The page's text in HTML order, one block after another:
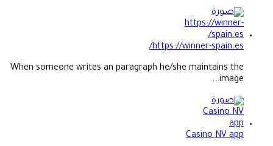
https://winner-spain.es/
When someone writes an paragraph he/she maintains the
image...
Casino NV app